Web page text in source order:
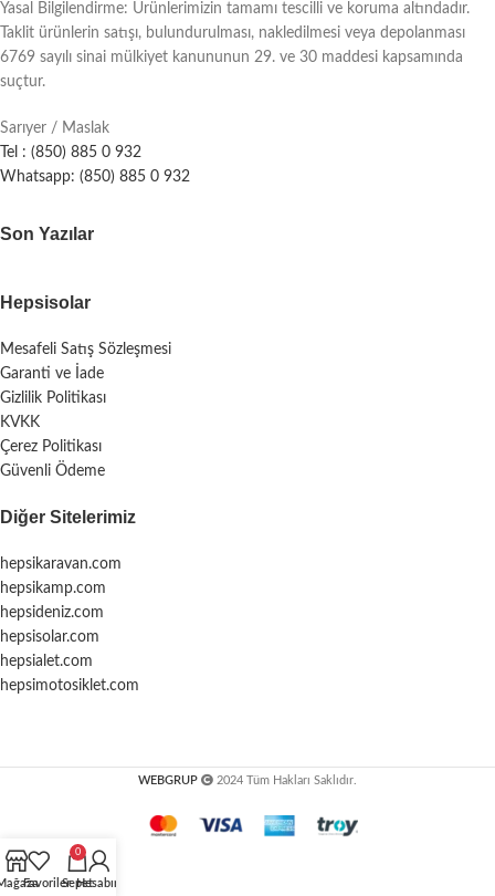
Yasal Bilgilendirme: Ürünlerimizin tamamı tescilli ve koruma altındadır.
Taklit ürünlerin satışı, bulundurulması, nakledilmesi veya depolanması
6769 sayılı sinai mülkiyet kanununun 29. ve 30 maddesi kapsamında
suçtur.
Sarıyer / Maslak
Tel : (850) 885 0 932
Whatsapp: (850) 885 0 932
Son Yazılar
Hepsisolar
Mesafeli Satış Sözleşmesi
Garanti ve İade
Gizlilik Politikası
KVKK
Çerez Politikası
Güvenli Ödeme
Diğer Sitelerimiz
hepsikaravan.com
hepsikamp.com
hepsideniz.com
hepsisolar.com
hepsialet.com
hepsimotosiklet.com
WEBGRUP 2024 Tüm Hakları Saklıdır.
Favoriler
0
SepetHesabım